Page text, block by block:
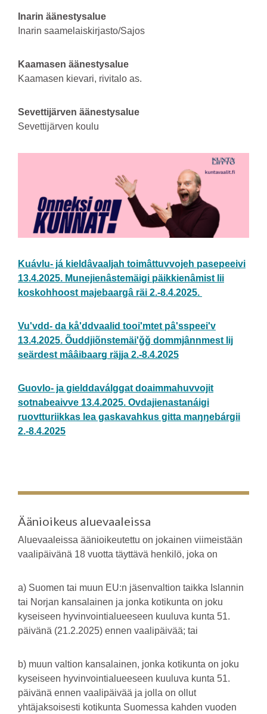
Inarin äänestysalue
Inarin saamelaiskirjasto/Sajos
Kaamasen äänestysalue
Kaamasen kievari, rivitalo as.
Sevettijärven äänestysalue
Sevettijärven koulu
Kuávlu- já kieldâvaaljah toimâttuvvojeh pasepeeivi
13.4.2025. Munejienâstemäigi päikkienâmist lii
koskohhoost majebaargâ räi 2.-8.4.2025.
Vuʹvdd- da kåʹddvaalid tooiʹmtet pâʹsspeeiʹv
13.4.2025. Õuddjiõnstemäiʹǧǧ dommjânnmest lij
seärdest mââibaarǥ räjja 2.-8.4.2025
Guovlo- ja gielddaválggat doaimmahuvvojit
sotnabeaivve 13.4.2025. Ovdajienastanáigi
ruovtturiikkas lea gaskavahkus gitta maŋŋebárgii
2.-8.4.2025
Äänioikeus aluevaaleissa
Aluevaaleissa äänioikeutettu on jokainen viimeistään
vaalipäivänä 18 vuotta täyttävä henkilö, joka on
a) Suomen tai muun EU:n jäsenvaltion taikka Islannin
tai Norjan kansalainen ja jonka kotikunta on joku
kyseiseen hyvinvointialueeseen kuuluva kunta 51.
päivänä (21.2.2025) ennen vaalipäivää; tai
b) muun valtion kansalainen, jonka kotikunta on joku
kyseiseen hyvinvointialueeseen kuuluva kunta 51.
päivänä ennen vaalipäivää ja jolla on ollut
yhtäjaksoisesti kotikunta Suomessa kahden vuoden